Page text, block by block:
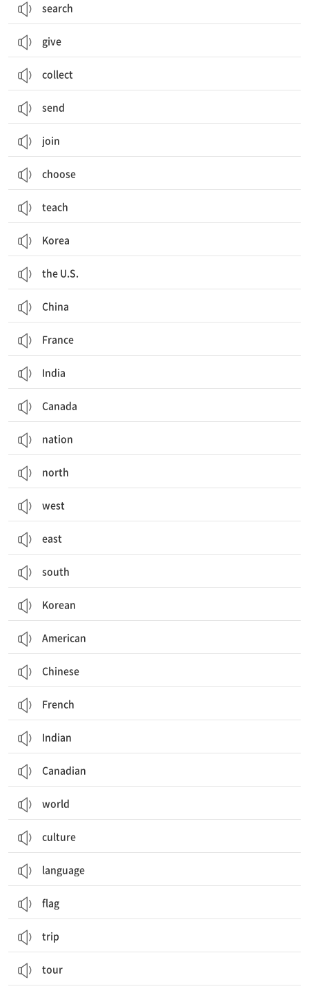
search
give
collect
send
join
choose
teach
Korea
the U.S.
China
France
India
Canada
nation
north
west
east
south
Korean
American
Chinese
French
Indian
Canadian
world
culture
language
flag
trip
tour